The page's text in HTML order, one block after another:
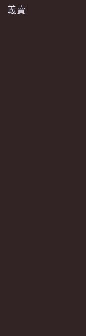
義賣